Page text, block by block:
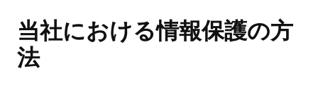
当社における情報保護の方
法